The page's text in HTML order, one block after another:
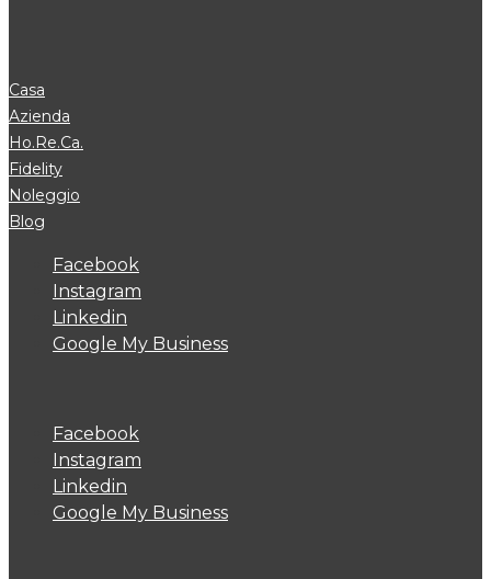
Casa
Azienda
Ho.Re.Ca.
Fidelity
Noleggio
Blog
Facebook
Instagram
Linkedin
Google My Business
Facebook
Instagram
Linkedin
Google My Business